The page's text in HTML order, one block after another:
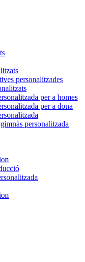
personalitzades
per a homes
per a dona
personalitzada